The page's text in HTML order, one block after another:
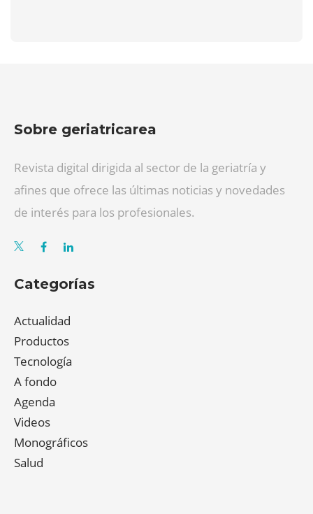
Sobre geriatricarea
Revista digital dirigida al sector de la geriatría y
afines que ofrece las últimas noticias y novedades
de interés para los profesionales.
Categorías
Actualidad
Productos
Tecnología
A fondo
Agenda
Videos
Monográficos
Salud